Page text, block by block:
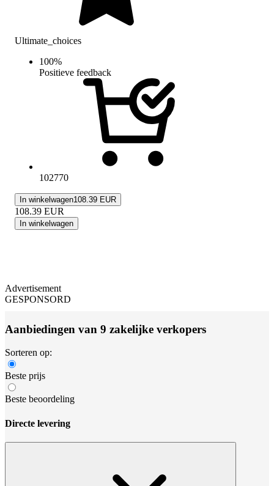
Ultimate_choices
100%
Positieve feedback
102770
In winkelwagen108.39 EUR
108.39 EUR
In winkelwagen
Advertisement
GESPONSORD
Aanbiedingen van 9 zakelijke verkopers
Sorteren op:
Beste prijs
Beste beoordeling
Directe levering